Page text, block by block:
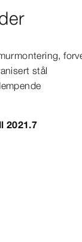
stål
2021.7